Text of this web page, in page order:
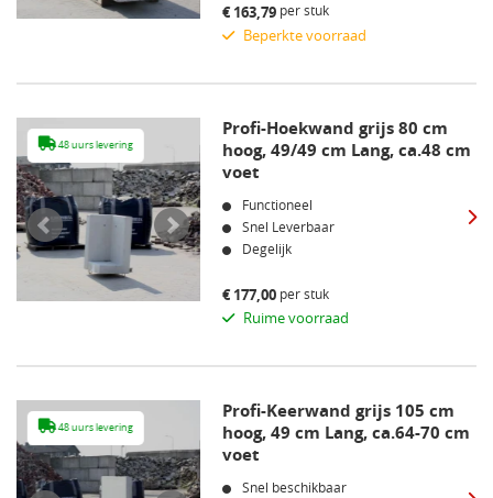
€ 163,79 per stuk
Beperkte voorraad
48 uurs levering 48 uurs
Profi-Hoekwand grijs 80 cm
hoog, 49/49 cm Lang, ca.48 cm
voet
Functioneel
Snel Leverbaar
Degelijk
€ 177,00 per stuk
Ruime voorraad
48 uurs levering 48 uurs
Profi-Keerwand grijs 105 cm
hoog, 49 cm Lang, ca.64-70 cm
voet
Snel beschikbaar